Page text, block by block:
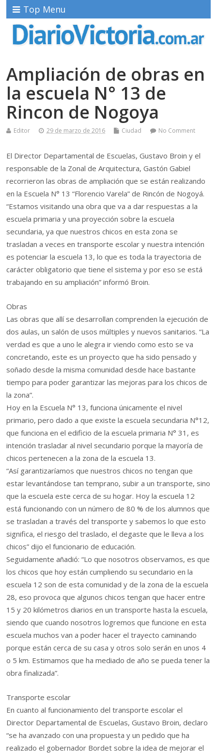
Top Menu
Ampliación de obras en
la escuela N° 13 de
Rincon de Nogoya
Editor 29 de marzo de 2016 Ciudad No Comment
El Director Departamental de Escuelas, Gustavo Broin y el
responsable de la Zonal de Arquitectura, Gastón Gabiel
recorrieron las obras de ampliación que se están realizando
en la Escuela N° 13 “Florencio Varela” de Rincón de Nogoyá.
“Estamos visitando una obra que va a dar respuestas a la
escuela primaria y una proyección sobre la escuela
secundaria, ya que nuestros chicos en esta zona se
trasladan a veces en transporte escolar y nuestra intención
es potenciar la escuela 13, lo que es toda la trayectoria de
carácter obligatorio que tiene el sistema y por eso se está
trabajando en su ampliación” informó Broin.
Obras
Las obras que allí se desarrollan comprenden la ejecución de
dos aulas, un salón de usos múltiples y nuevos sanitarios. “La
verdad es que a uno le alegra ir viendo como esto se va
concretando, este es un proyecto que ha sido pensado y
soñado desde la misma comunidad desde hace bastante
tiempo para poder garantizar las mejoras para los chicos de
la zona”.
Hoy en la Escuela N° 13, funciona únicamente el nivel
primario, pero dado a que existe la escuela secundaria N°12,
que funciona en el edificio de la escuela primaria N° 31, es
intención trasladar al nivel secundario porque la mayoría de
chicos pertenecen a la zona de la escuela 13.
“Así garantizaríamos que nuestros chicos no tengan que
estar levantándose tan temprano, subir a un transporte, sino
que la escuela este cerca de su hogar. Hoy la escuela 12
está funcionando con un número de 80 % de los alumnos que
se trasladan a través del transporte y sabemos lo que esto
significa, el riesgo del traslado, el degaste que le lleva a los
chicos” dijo el funcionario de educación.
Seguidamente añadió: “Lo que nosotros observamos, es que
los chicos que hoy están cumpliendo su secundario en la
escuela 12 son de esta comunidad y de la zona de la escuela
28, eso provoca que algunos chicos tengan que hacer entre
15 y 20 kilómetros diarios en un transporte hasta la escuela,
siendo que cuando nosotros logremos que funcione en esta
escuela muchos van a poder hacer el trayecto caminando
porque están cerca de su casa y otros solo serán en unos 4
o 5 km. Estimamos que ha mediado de año se pueda tener la
obra finalizada”.
Transporte escolar
En cuanto al funcionamiento del transporte escolar el
Director Departamental de Escuelas, Gustavo Broin, declaro
“se ha avanzado con una propuesta y un pedido que ha
realizado el gobernador Bordet sobre la idea de mejorar el